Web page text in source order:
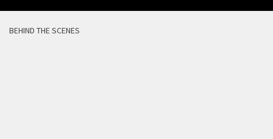
BEHIND THE SCENES